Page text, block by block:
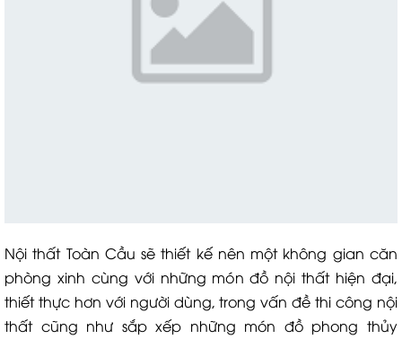
Nội thất Toàn Cầu sẽ thiết kế nên một không gian căn
phòng xinh cùng với những món đồ nội thất hiện đại,
thiết thực hơn với người dùng, trong vấn đề thi công nội
thất cũng như sắp xếp những món đồ phong thủy